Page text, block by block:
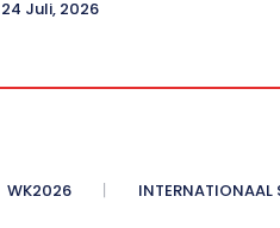
24 Juli, 2026
WK2026 INTERNATIONAAL